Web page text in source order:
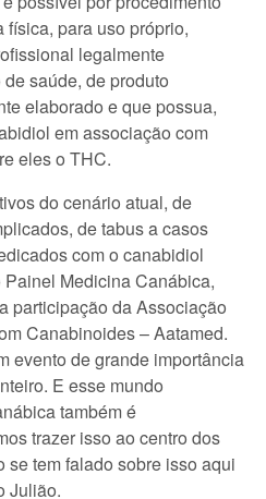
para uso próprio,
legalmente
saúde, de produto
elaborado e que possua,
em associação com
eles o THC.
do cenário atual, de
de tabus a casos
com o canabidiol
Medicina Canábica,
participação da Associação
Canabinoides – Aatamed.
evento de grande importância
E esse mundo
também é
trazer isso ao centro dos
se tem falado sobre isso aqui
Julião.